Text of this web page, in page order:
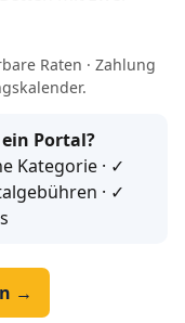
Raten · Zahlung
Portal?
Kategorie · ✓
· ✓
→